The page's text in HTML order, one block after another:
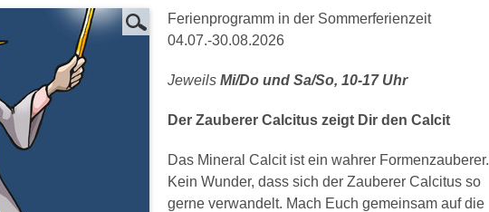
Ferienprogramm in der Sommerferienzeit
04.07.-30.08.2026
Jeweils Mi/Do und Sa/So, 10-17 Uhr
Der Zauberer Calcitus zeigt Dir den Calcit
Das Mineral Calcit ist ein wahrer Formenzauberer.
Kein Wunder, dass sich der Zauberer Calcitus so
gerne verwandelt. Mach Euch gemeinsam auf die